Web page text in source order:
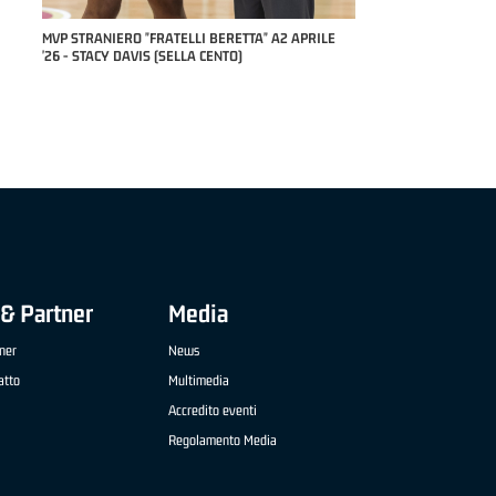
MVP "FRATELLI BERETTA" SAMUEL DILAS B
NAZIONALE APRILE '26 - MARCO RESTELLI (TAV
Partner Media
News
Multimedia
Accredito eventi
Regolamento Media